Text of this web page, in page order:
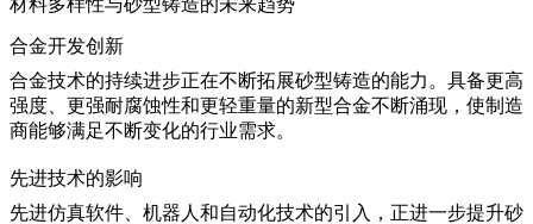
合金开发创新
合金技术的持续进步正在不断拓展砂型铸造的能力。具备更高
强度、更强耐腐蚀性和更轻重量的新型合金不断涌现，使制造
商能够满足不断变化的行业需求。
先进技术的影响
先进仿真软件、机器人和自动化技术的引入，正进一步提升砂